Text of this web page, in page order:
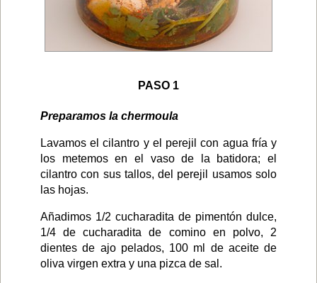
PASO 1
Preparamos la chermoula
Lavamos el cilantro y el perejil con agua fría y
los metemos en el vaso de la batidora; el
cilantro con sus tallos, del perejil usamos solo
las hojas.
Añadimos 1/2 cucharadita de pimentón dulce,
1/4 de cucharadita de comino en polvo, 2
dientes de ajo pelados, 100 ml de aceite de
oliva virgen extra y una pizca de sal.